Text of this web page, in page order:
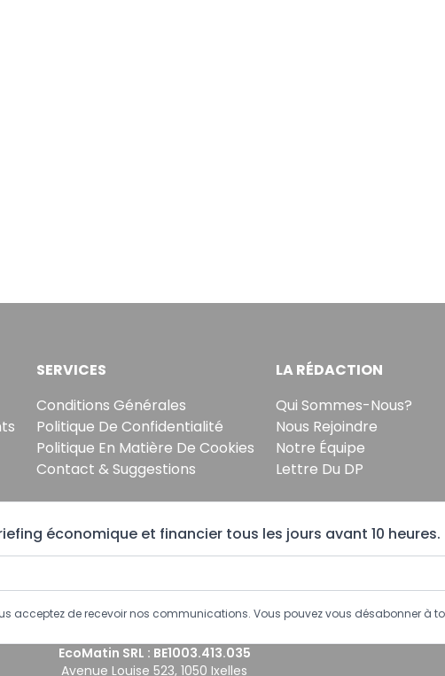
SERVICES
Conditions Générales
Politique De Confidentialité
Politique En Matière De Cookies
Contact & Suggestions
LA RÉDACTION
Qui Sommes-Nous?
Nous Rejoindre
Notre Équipe
Lettre Du DP
économique et financier tous les jours avant 10 heures.
acceptez de recevoir nos communications. Vous pouvez vous désabonner à
EcoMatin SRL : BE1003.413.035
Avenue Louise 523, 1050 Ixelles